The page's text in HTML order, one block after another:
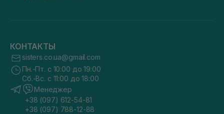
КОНТАКТЫ
sisters.co.ua@gmail.com
Пн.-Пт. с 10:00 до 19:00
Сб.-Вс. с 11:00 до 18:00
Менеджер
+38 (097) 612-54-81
+38 (097) 788-12-88